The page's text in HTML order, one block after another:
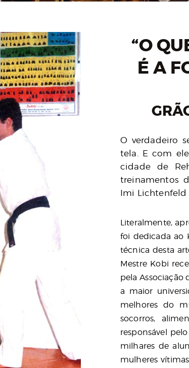
“O
É A
O verdadeiro
tela. E com
cidade de
treinamentos
Imi Lichtenfeld
Literalmente,
foi dedicada ao
técnica desta
Mestre Kobi
pela Associação
a maior
melhores do
socorros,
responsável
milhares de
mulheres